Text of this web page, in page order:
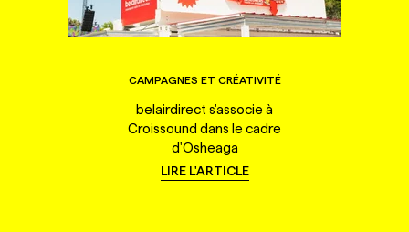
CAMPAGNES ET CRÉATIVITÉ
belairdirect s'associe à
Croissound dans le cadre
d'Osheaga
LIRE L'ARTICLE